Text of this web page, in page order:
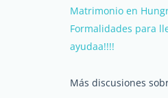
Matrimonio en
Formalidades para
ayudaa!!!!
Más discusiones